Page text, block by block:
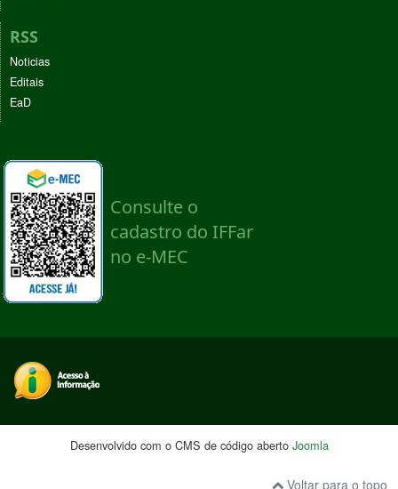
RSS
Noticias
Editais
EaD
Desenvolvido com o CMS de código aberto Joomla
Voltar para o topo